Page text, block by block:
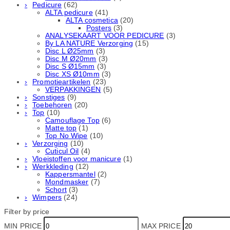
Pedicure (62)
ALTA pedicure (41)
ALTA cosmetica (20)
Posters (3)
ANALYSEKAART VOOR PEDICURE (3)
By LA NATURE Verzorging (15)
Disc L Ø25mm (3)
Disc M Ø20mm (3)
Disc S Ø15mm (3)
Disc XS Ø10mm (3)
Promotieartikelen (23)
VERPAKKINGEN (5)
Sonstiges (9)
Toebehoren (20)
Top (10)
Camouflage Top (6)
Matte top (1)
Top No Wipe (10)
Verzorging (10)
Cuticul Oil (4)
Vloeistoffen voor manicure (1)
Werkkleding (12)
Kappersmantel (2)
Mondmasker (7)
Schort (3)
Wimpers (24)
Filter by price
MIN PRICE
MAX PRICE